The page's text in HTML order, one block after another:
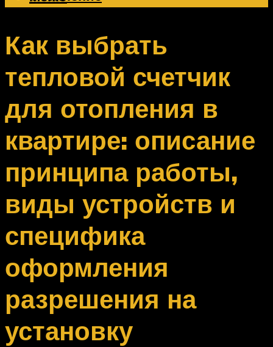
Вентиляция
Меню
Как выбрать
тепловой счетчик
для отопления в
квартире: описание
принципа работы,
виды устройств и
специфика
оформления
разрешения на
установку